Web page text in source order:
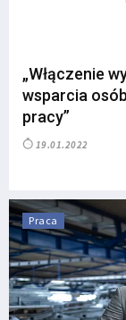
„Włączenie
wsparcia
pracy”
19.01.2022
Praca